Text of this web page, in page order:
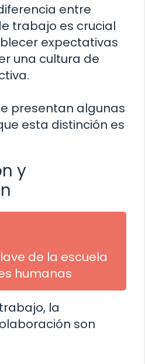
entre
trabajo es crucial
expectativas
una cultura de
presentan algunas
esta distinción es
y
de la escuela
humanas
la
son